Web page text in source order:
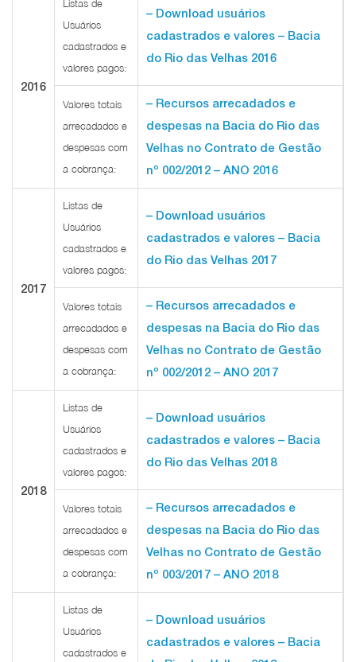
2016
Listas de
Usuários
cadastrados e
valores pagos:
– Download usuários
cadastrados e valores – Bacia
do Rio das Velhas 2016
Valores totais
arrecadados e
despesas com
a cobrança:
– Recursos arrecadados e
despesas na Bacia do Rio das
Velhas no Contrato de Gestão
nº 002/2012 – ANO 2016
2017
Listas de
Usuários
cadastrados e
valores pagos:
– Download usuários
cadastrados e valores – Bacia
do Rio das Velhas 2017
Valores totais
arrecadados e
despesas com
a cobrança:
– Recursos arrecadados e
despesas na Bacia do Rio das
Velhas no Contrato de Gestão
nº 002/2012 – ANO 2017
2018
Listas de
Usuários
cadastrados e
valores pagos:
– Download usuários
cadastrados e valores – Bacia
do Rio das Velhas 2018
Valores totais
arrecadados e
despesas com
a cobrança:
– Recursos arrecadados e
despesas na Bacia do Rio das
Velhas no Contrato de Gestão
nº 003/2017 – ANO 2018
Listas de
Usuários
cadastrados e
– Download usuários
cadastrados e valores – Bacia